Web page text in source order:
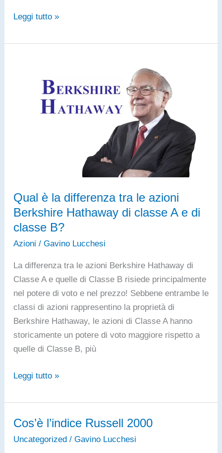
I
ETF
Leggi tutto »
Qual è la differenza tra le azioni
Berkshire Hathaway di classe A e di
classe B?
Azioni / Gavino Lucchesi
La differenza tra le azioni Berkshire Hathaway di
Classe A e quelle di Classe B risiede principalmente
nel potere di voto e nel prezzo! Sebbene entrambe le
classi di azioni rappresentino la proprietà di
Berkshire Hathaway, le azioni di Classe A hanno
storicamente un potere di voto maggiore rispetto a
quelle di Classe B, più
Qual
la
differenza
le
Leggi tutto »
Cos’è l’indice Russell 2000
Uncategorized/ Gavino Lucchesi